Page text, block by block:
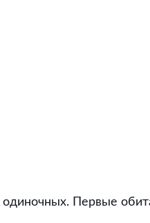
Первые